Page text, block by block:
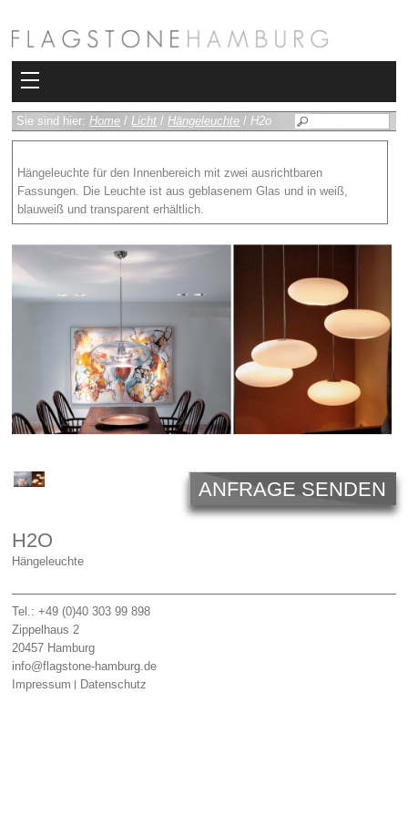
Kollektionen
Bad
Heizkörper
Fliesen
Sauna und Hamam
Kamin
Rimadesio
Licht
Outlet
Unternehmen
Sie sind hier: Home / Licht / Hängeleuchte / H2o
Hängeleuchte für den Innenbereich mit zwei ausrichtbaren
Fassungen. Die Leuchte ist aus geblasenem Glas und in weiß,
blauweiß und transparent erhältlich.
ANFRAGE SENDEN
H2O
Hängeleuchte
Tel.: +49 (0)40 303 99 898
Zippelhaus 2
20457 Hamburg
info@flagstone-hamburg.de
Impressum
Datenschutz